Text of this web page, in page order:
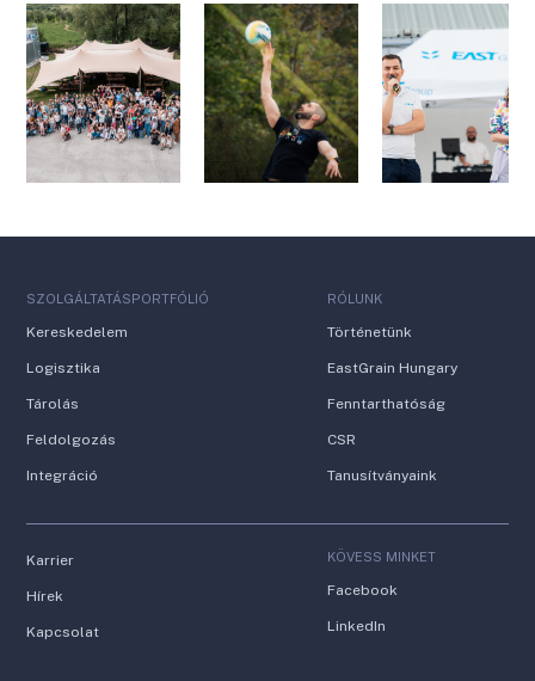
SZOLGÁLTATÁSPORTFÓLIÓ
Kereskedelem
Logisztika
Tárolás
Feldolgozás
Integráció
RÓLUNK
Történetünk
EastGrain Hungary
Fenntarthatóság
CSR
Tanusítványaink
Karrier
Hírek
Kapcsolat
KÖVESS MINKET
Facebook
LinkedIn